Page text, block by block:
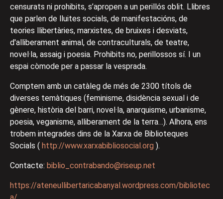
censurats ni prohibits, s’apropen a un perillós oblit. Llibres
que parlen de lluites socials, de manifestacións, de
teories llibertàries, marxistes, de bruixes i desviats,
d'alliberament animal, de contraculturals, de teatre,
novel·la, assaig i poesia. Prohibits no, perillossos sí. I un
espai còmode per a passar la vesprada.
Comptem amb un catàleg de més de 2300 títols de
diverses temàtiques (feminisme, disidència sexual i de
gènere, història del barri, novel·la, anarquisme, urbanisme,
poesia, veganisme, alliberament de la terra…). Alhora, ens
trobem integrades dins de la Xarxa de Biblioteques
Socials ( http://www.xarxabibliosocial.org ).
Contacte: biblio_contrabando@riseup.net
https://ateneullibertaricabanyal.wordpress.com/bibliotec